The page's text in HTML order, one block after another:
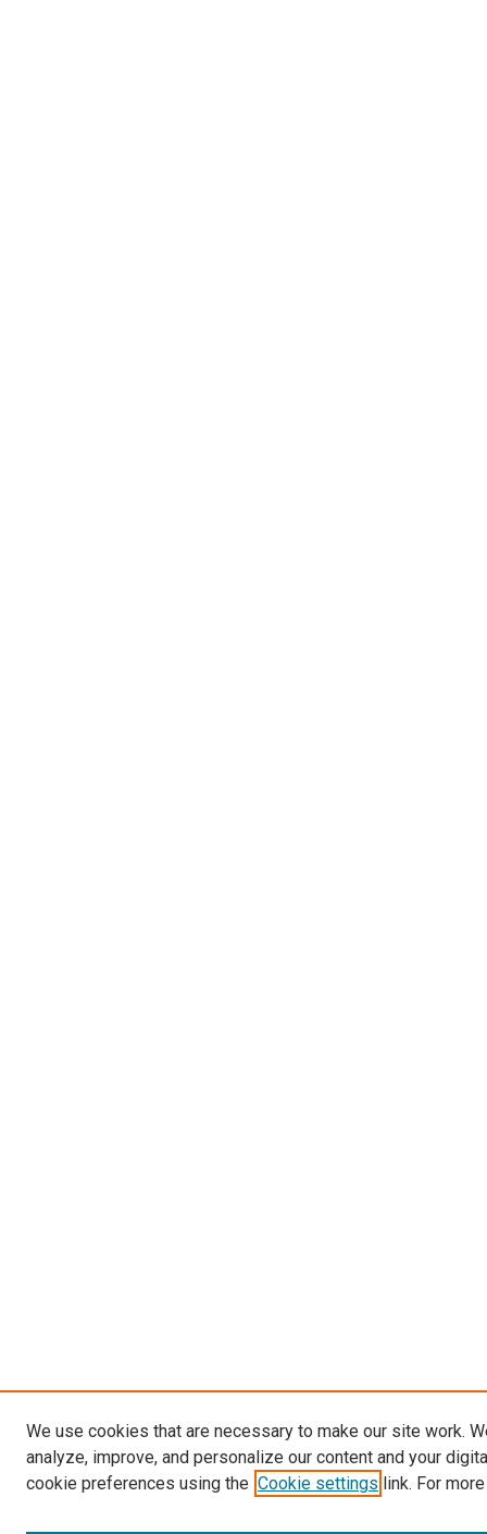
We use cookies that are necessary to make our site work.
analyze, improve, and personalize our content and your
cookie preferences using the Cookie settings link. For